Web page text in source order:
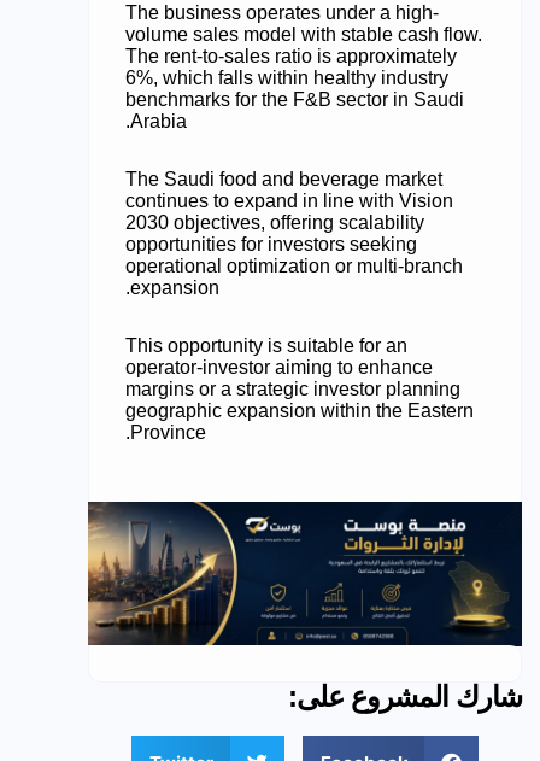
The business operates under a high-
volume sales model with stable cash flow.
The rent-to-sales ratio is approximately
6%, which falls within healthy industry
benchmarks for the F&B sector in Saudi
Arabia.
The Saudi food and beverage market
continues to expand in line with Vision
2030 objectives, offering scalability
opportunities for investors seeking
operational optimization or multi-branch
expansion.
This opportunity is suitable for an
operator-investor aiming to enhance
margins or a strategic investor planning
geographic expansion within the Eastern
Province.
شارك المشروع على: